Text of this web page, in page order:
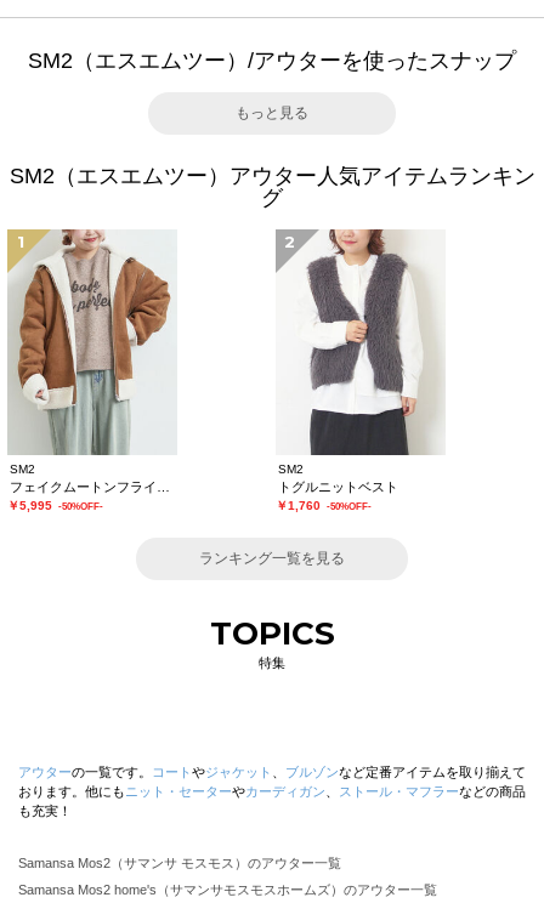
SM2（エスエムツー）/アウターを使ったスナップ
もっと見る
SM2（エスエムツー）アウター人気アイテムランキン
グ
1
SM2
￥5,995 -50%OFF-
2
SM2
トグルニットベスト
￥1,760 -50%OFF-
ランキング一覧を見る
TOPICS
特集
アウターの一覧です。 コート やジャケット ブルゾンなど定番アイテムを取り揃えて
おります。他にも ニット・セーターやカーディガン ストール・マフラーなどの商品
も充実！
Samansa Mos2（サマンサ モスモス）のアウター一覧
Samansa Mos2 home's（サマンサモスモスホームズ）のアウター一覧